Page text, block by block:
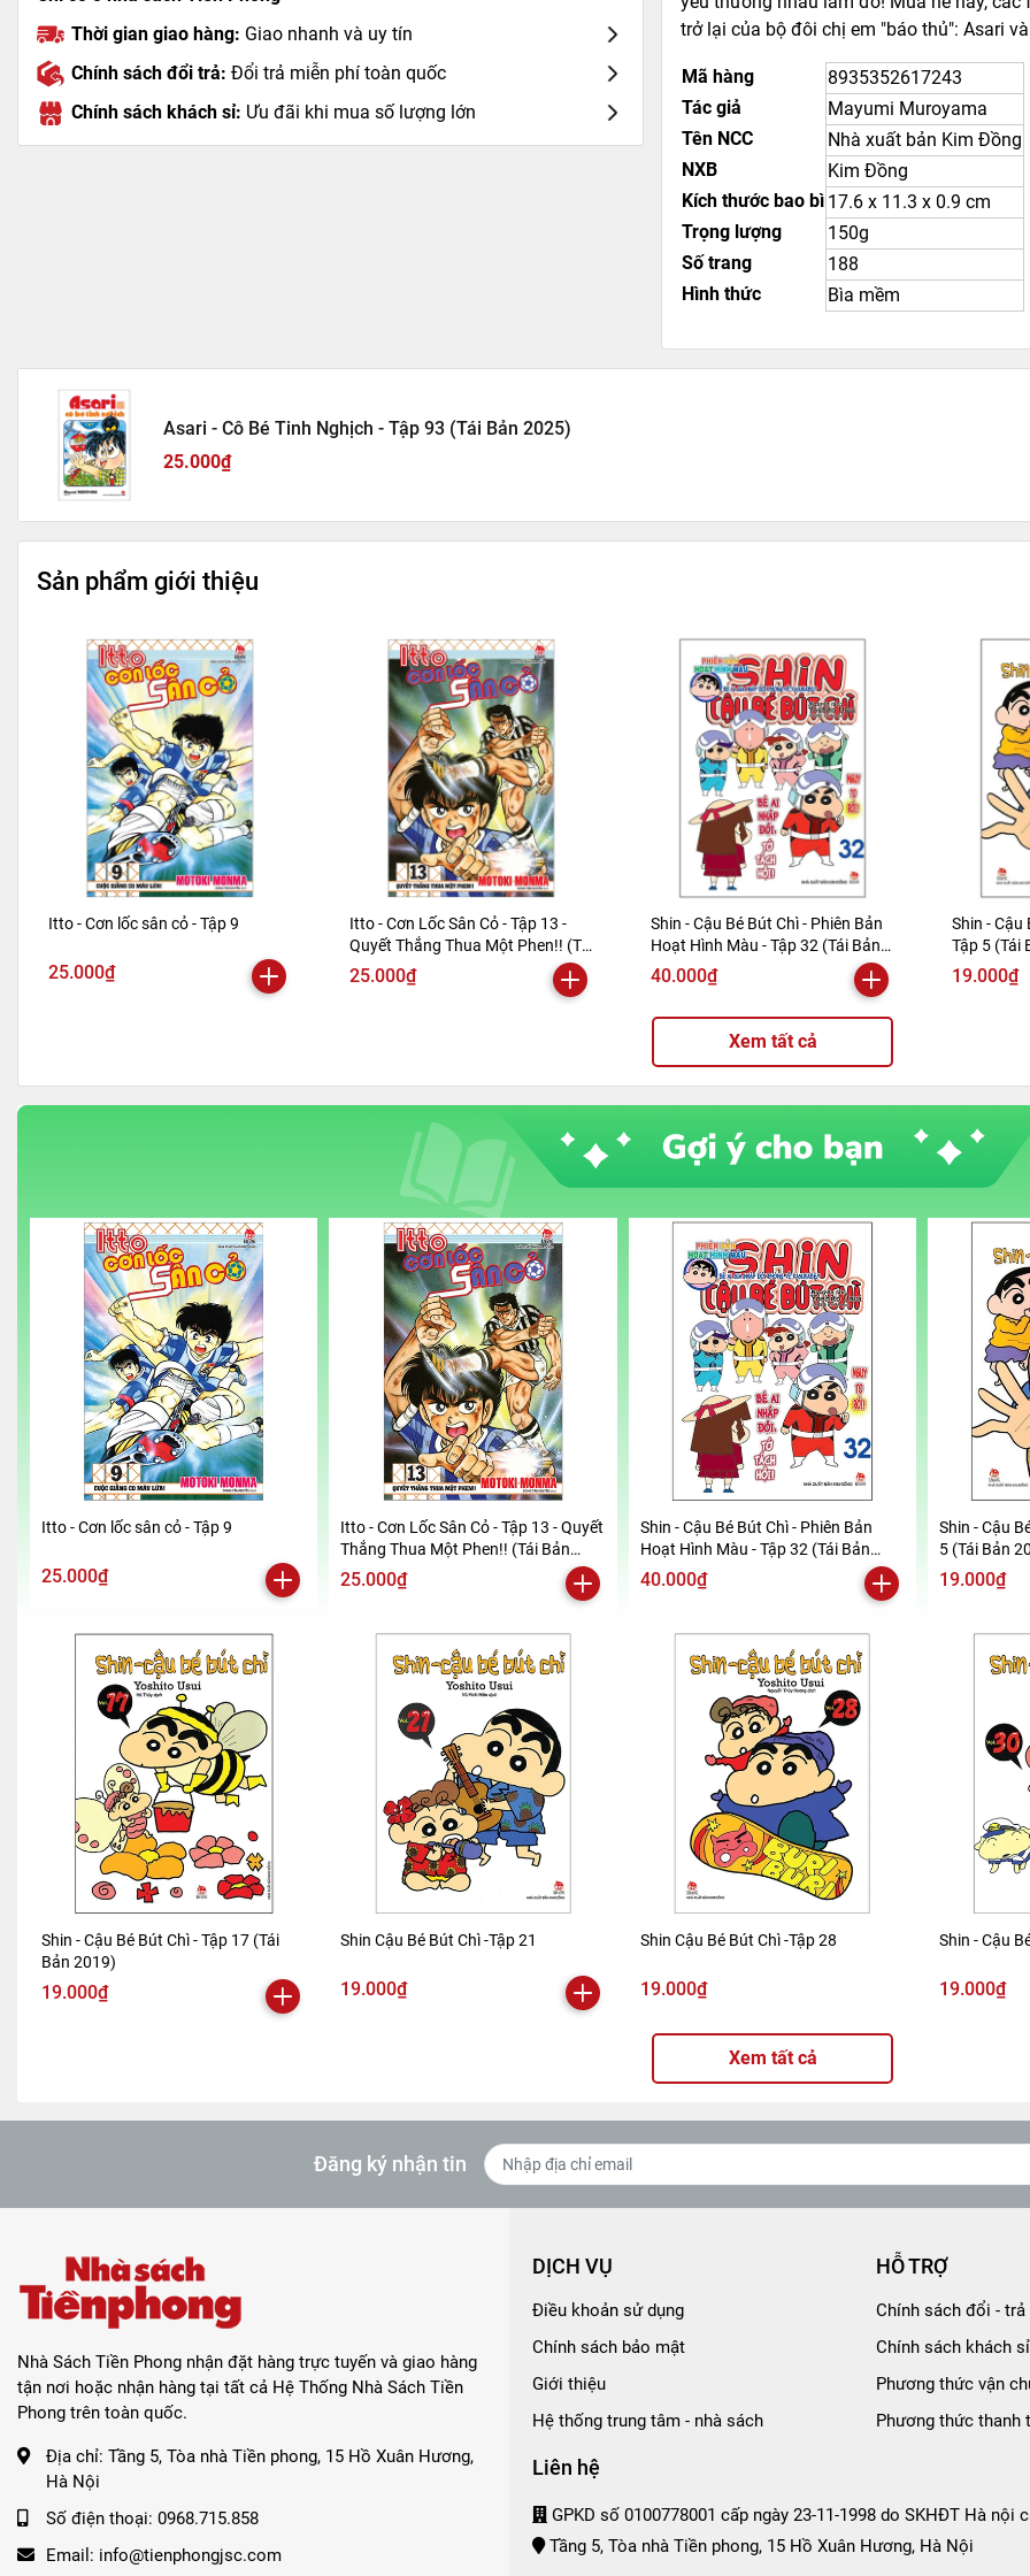
Thời gian giao hàng: Giao nhanh và uy tín
Chính sách đổi trả: Đổi trả miễn phí toàn quốc
Chính sách khách sỉ: Ưu đãi khi mua số lượng lớn
trở lại của bộ đôi chị em "báo thủ": Asari
Mã hàng
8935352617243
Tác giả
Mayumi Muroyama
Tên NCC
Nhà xuất bản Kim Đồng
NXB
Kim Đồng
Kích thước bao bì 17.6 x 11.3 x 0.9 cm
Trọng lượng
150g
Số trang
188
Hình thức
Bìa mềm
Asari - Cô Bé Tinh Nghịch - Tập 93 (Tái Bản 2025)
25.000₫
Sản phẩm giới thiệu
Itto - Cơn lốc sân cỏ - Tập 9
25.000₫
Itto - Cơn Lốc Sân Cỏ - Tập 13 -
Quyết Thắng Thua Một Phen!! (Tái
Bản 2024)
25.000₫
Shin - Cậu Bé Bút Chì - Phiên Bản
Hoạt Hình Màu - Tập 32 (Tái Bản
2019)
40.000₫
Shin - Cậu
Tập 5 (Tái
19.000₫
Xem tất cả
Itto - Cơn lốc sân cỏ - Tập 9
25.000₫
Itto - Cơn Lốc Sân Cỏ - Tập 13 - Quyết
Thắng Thua Một Phen!! (Tái Bản
2024)
25.000₫
Shin - Cậu Bé Bút Chì - Phiên Bản
Hoạt Hình Màu - Tập 32 (Tái Bản
2019)
40.000₫
Shin - Cậu
5 (Tái Bản
19.000₫
Shin - Cậu Bé Bút Chì - Tập 17 (Tái
Bản 2019)
19.000₫
Shin Cậu Bé Bút Chì -Tập 21
19.000₫
Shin Cậu Bé Bút Chì -Tập 28
19.000₫
Shin - Cậu
19.000₫
Xem tất cả
Đăng ký nhận tin
Nhà Sách Tiền Phong nhận đặt hàng trực tuyến và giao hàng
tận nơi hoặc nhận hàng tại tất cả Hệ Thống Nhà Sách Tiền
Phong trên toàn quốc.
Địa chỉ: Tầng 5, Tòa nhà Tiền phong, 15 Hồ Xuân Hương,
Hà Nội
Số điện thoại: 0968.715.858
Email: info@tienphongjsc.com
DỊCH VỤ
Điều khoản sử dụng
Chính sách bảo mật
Giới thiệu
Hệ thống trung tâm - nhà sách
HỖ TRỢ
Chính sách đổi - trả
Chính sách khách sỉ
Phương thức vận
Phương thức thanh
Liên hệ
GPKD số 0100778001 cấp ngày 23-11-1998 do SKHĐT Hà nội
Tầng 5, Tòa nhà Tiền phong, 15 Hồ Xuân Hương, Hà Nội